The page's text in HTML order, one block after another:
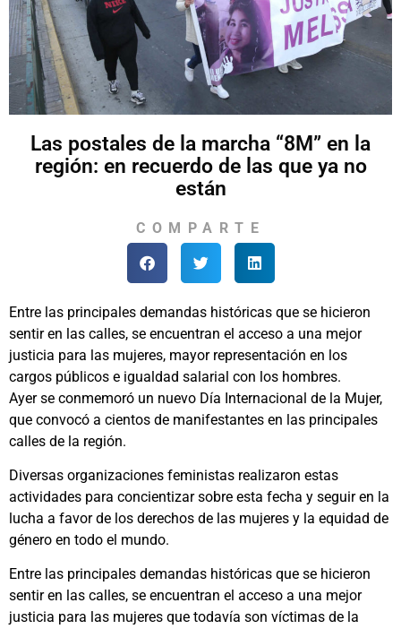
Las postales de la marcha “8M” en la
región: en recuerdo de las que ya no
están
COMPARTE
Entre las principales demandas históricas que se hicieron
sentir en las calles, se encuentran el acceso a una mejor
justicia para las mujeres, mayor representación en los
cargos públicos e igualdad salarial con los hombres.
Ayer se conmemoró un nuevo Día Internacional de la Mujer,
que convocó a cientos de manifestantes en las principales
calles de la región.
Diversas organizaciones feministas realizaron estas
actividades para concientizar sobre esta fecha y seguir en la
lucha a favor de los derechos de las mujeres y la equidad de
género en todo el mundo.
Entre las principales demandas históricas que se hicieron
sentir en las calles, se encuentran el acceso a una mejor
justicia para las mujeres que todavía son víctimas de la